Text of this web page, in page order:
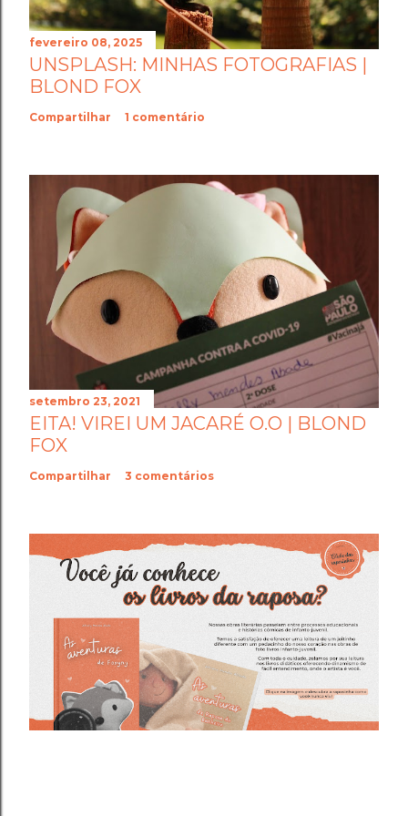
fevereiro 08, 2025
UNSPLASH: MINHAS FOTOGRAFIAS |
BLOND FOX
Compartilhar 1 comentário
setembro 23, 2021
EITA! VIREI UM JACARÉ O.O | BLOND
FOX
Compartilhar 3 comentários